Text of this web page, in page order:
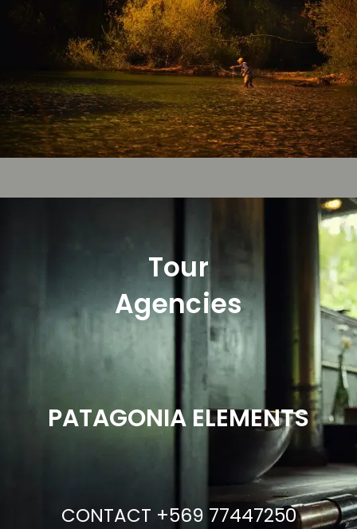
Tour
Agencies
PATAGONIA ELEMENTS
CONTACT +569 77447250